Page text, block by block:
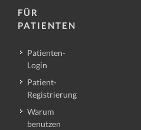
FÜR
PATIENTEN
Patienten-
Login
Patient-
Registrierung
Warum
benutzen